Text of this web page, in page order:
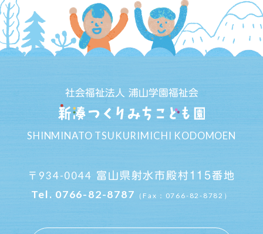
社会福祉法人 浦山学園福祉会
SHINMINATO TSUKURIMICHI KODOMOEN
〒 934-0044 富山県射水市殿村115番地
Tel. 0766-82-8787 （Fax：0766-82-8782）